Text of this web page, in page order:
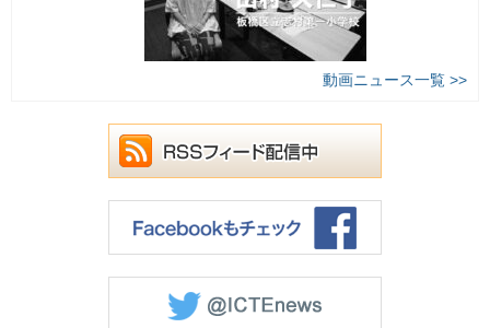
動画ニュース一覧 >>